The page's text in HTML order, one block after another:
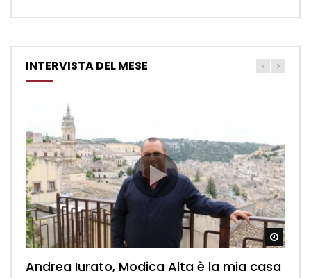
INTERVISTA DEL MESE
Andrea Iurato, Modica Alta è la mia casa